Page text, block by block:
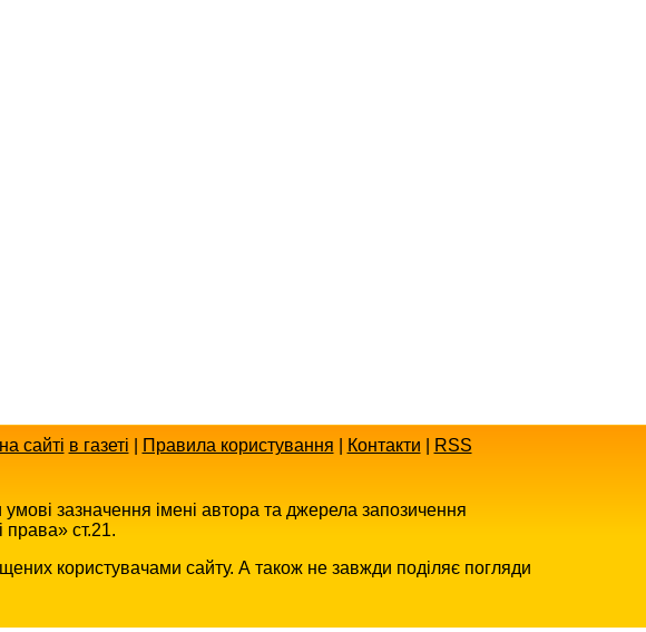
на сайті в газеті Правила користування Контакти RSS
зазначення імені автора та джерела запозичення
права» ст.21.
користувачами сайту. А також не завжди поділяє погляди